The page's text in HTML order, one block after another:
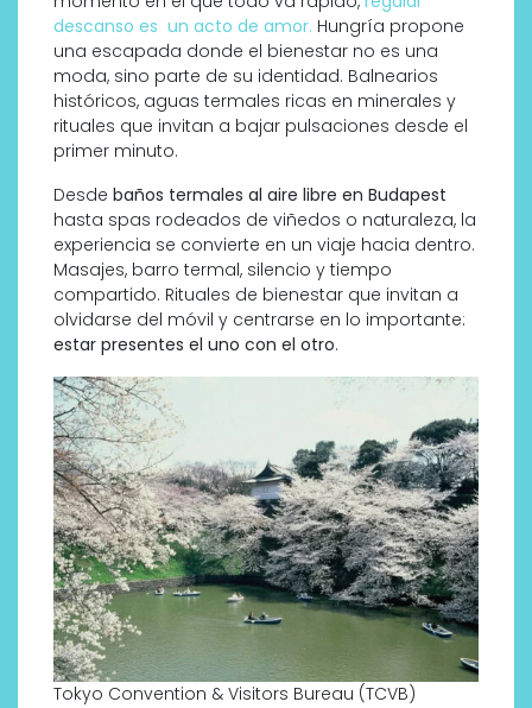
descanso es un acto de amor. Hungría propone
una escapada donde el bienestar no es una
moda, sino parte de su identidad. Balnearios
históricos, aguas termales ricas en minerales y
rituales que invitan a bajar pulsaciones desde el
primer minuto.
Desde baños termales al aire libre en Budapest
hasta spas rodeados de viñedos o naturaleza, la
experiencia se convierte en un viaje hacia dentro.
Masajes, barro termal, silencio y tiempo
compartido. Rituales de bienestar que invitan a
olvidarse del móvil y centrarse en lo importante:
estar presentes el uno con el otro.
Tokyo Convention & Visitors Bureau (TCVB)